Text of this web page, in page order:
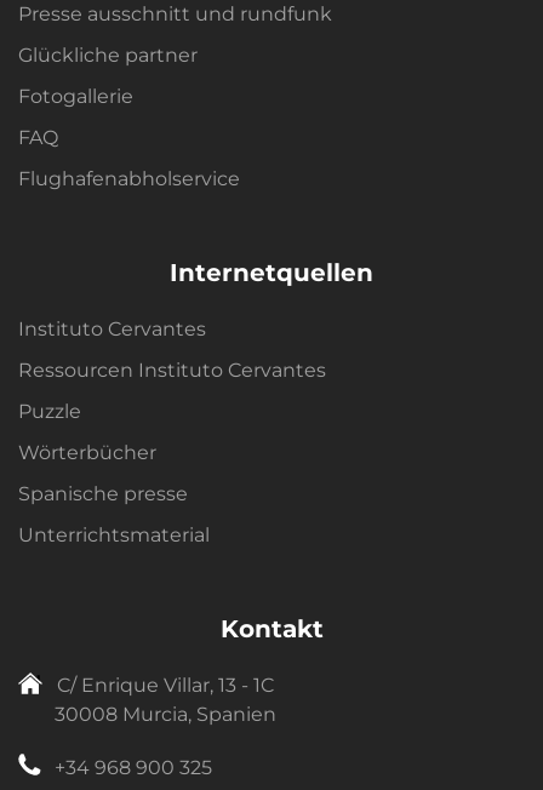
Presse ausschnitt und rundfunk
Glückliche partner
Fotogallerie
FAQ
Flughafenabholservice
Internetquellen
Instituto Cervantes
Ressourcen Instituto Cervantes
Puzzle
Wörterbücher
Spanische presse
Unterrichtsmaterial
Kontakt
C/ Enrique Villar, 13 - 1C
30008 Murcia, Spanien
+34 968 900 325